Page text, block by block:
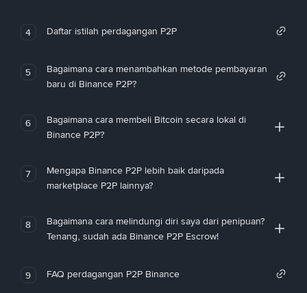
4 Daftar istilah perdagangan P2P
5
Bagaimana cara menambahkan metode pembayaran
baru di Binance P2P?
6
Bagaimana cara membeli Bitcoin secara lokal di
Binance P2P?
7
Mengapa Binance P2P lebih baik daripada
marketplace P2P lainnya?
8
Bagaimana cara melindungi diri saya dari penipuan?
Tenang, sudah ada Binance P2P Escrow!
9 FAQ perdagangan P2P Binance